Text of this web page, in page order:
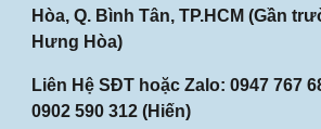
Hòa, Q. Bình Tân, TP.HCM (Gần
Hưng Hòa)
Liên Hệ SĐT hoặc Zalo:0947 767
0902 590 312 (Hiến)